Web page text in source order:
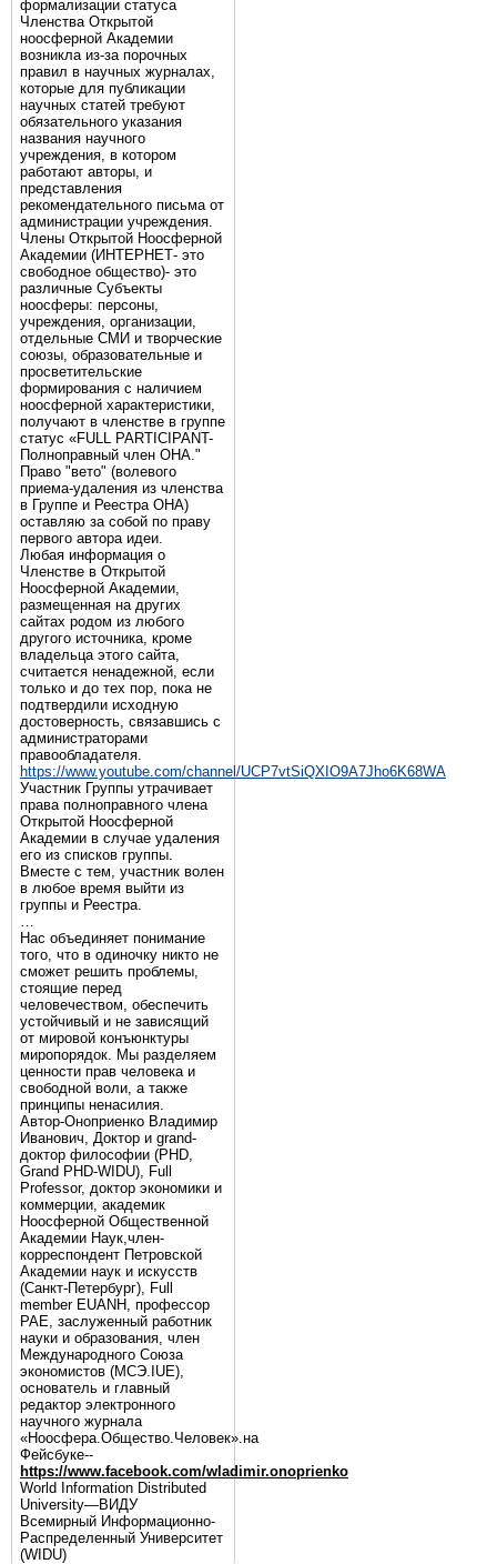
формализации статуса
Членства Открытой
ноосферной Академии
возникла из-за порочных
правил в научных журналах,
которые для публикации
научных статей требуют
обязательного указания
названия научного
учреждения, в котором
работают авторы, и
представления
рекомендательного письма от
администрации учреждения.
Члены Открытой Ноосферной
Академии (ИНТЕРНЕТ- это
свободное общество)- это
различные Субъекты
ноосферы: персоны,
учреждения, организации,
отдельные СМИ и творческие
союзы, образовательные и
просветительские
формирования с наличием
ноосферной характеристики,
получают в членстве в группе
статус «FULL PARTICIPANT-
Полноправный член ОНА."
Право "вето" (волевого
приема-удаления из членства
в Группе и Реестра ОНА)
оставляю за собой по праву
первого автора идеи.
Любая информация о
Членстве в Открытой
Ноосферной Академии,
размещенная на других
сайтах родом из любого
другого источника, кроме
владельца этого сайта,
считается ненадежной, если
только и до тех пор, пока не
подтвердили исходную
достоверность, связавшись с
администраторами
правообладателя.
https://www.youtube.com/channel/UCP7vtSiQXIO9A7Jho6K68WA
Участник Группы утрачивает
права полноправного члена
Открытой Ноосферной
Академии в случае удаления
его из списков группы.
Вместе с тем, участник волен
в любое время выйти из
группы и Реестра.
…
Нас объединяет понимание
того, что в одиночку никто не
сможет решить проблемы,
стоящие перед
человечеством, обеспечить
устойчивый и не зависящий
от мировой конъюнктуры
миропорядок. Мы разделяем
ценности прав человека и
свободной воли, а также
принципы ненасилия.
Автор-Оноприенко Владимир
Иванович, Доктор и grand-
доктор философии (PHD,
Grand PHD-WIDU), Full
Professor, доктор экономики и
коммерции, академик
Ноосферной Общественной
Академии Наук,член-
корреспондент Петровской
Академии наук и искусств
(Санкт-Петербург), Full
member EUANH, профессор
РАЕ, заслуженный работник
науки и образования, член
Международного Союза
экономистов (МСЭ.IUE),
основатель и главный
редактор электронного
научного журнала
«Ноосфера.Общество.Человек».на
Фейсбуке--
https://www.facebook.com/wladimir.onoprienko
World Information Distributed
University—ВИДУ
Всемирный Информационно-
Распределенный Университет
(WIDU)